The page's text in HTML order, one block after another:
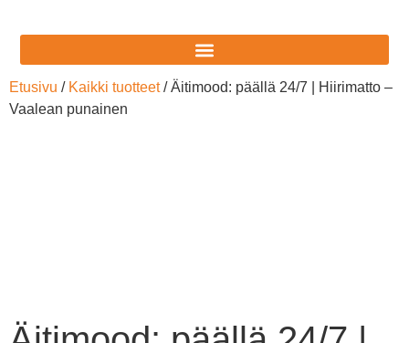
Etusivu / Kaikki tuotteet/ Äitimood: päällä 24/7 | Hiirimatto –
Vaalean punainen